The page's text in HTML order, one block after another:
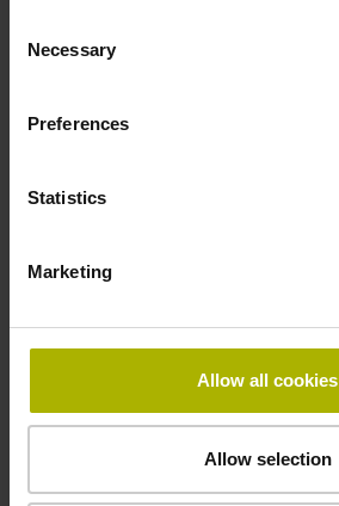
Selection
Necessary
Preferences
Statistics
Marketing
Allow all cookies
Allow selection
Kabellänge
Verriegelungsschrauben, Stift, 15-polig
Anschluss-Belegung